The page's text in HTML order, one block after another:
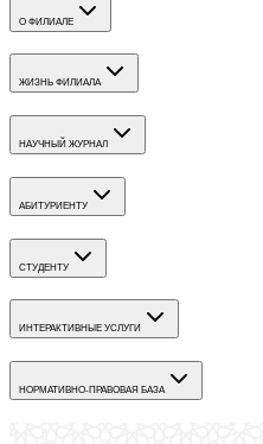
О ФИЛИАЛЕ
ЖИЗНЬ ФИЛИАЛА
НАУЧНЫЙ ЖУРНАЛ
АБИТУРИЕНТУ
СТУДЕНТУ
ИНТЕРАКТИВНЫЕ УСЛУГИ
НОРМАТИВНО-ПРАВОВАЯ БАЗА